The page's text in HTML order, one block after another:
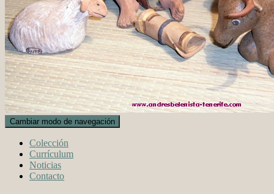
Cambiar modo de navegación
Colección
Currículum
Noticias
Contacto